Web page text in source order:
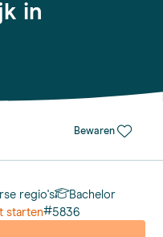
in
Bewaren
regio's
Bachelor
starten#5836